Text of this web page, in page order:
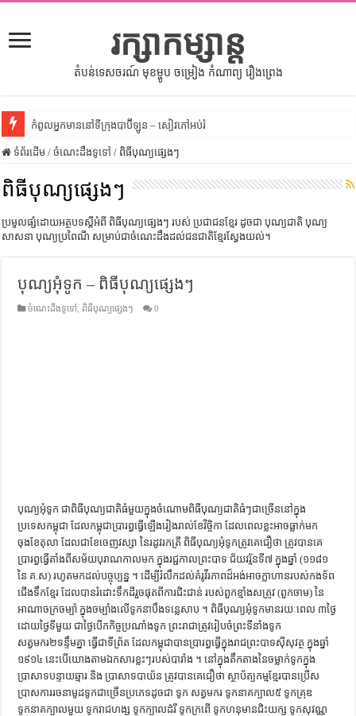
រក្សាកម្សាន្ត
តំបន់ទេសចរណ៍ មុខម្ហូប ចម្រៀង កំណាព្យ រឿងព្រេង
កំពូលអ្នកមាននៅទីក្រុងបាប៊ីឡូន – សៀវភៅអប់រំ
សីលធម៌នៅក្នុងសង្គមខ្មែរ – សៀវភៅចំណេះដឹងទូទៅ
សិល្បះចរចា – សៀវភៅពាណិជ្ជកម្ម
ដើមកំណើតអង្គរ – សៀវភៅចំណេះដឹងទូទៅ
ទំនាក់ទំនងកម្ពុជានិងចិន – សៀវភៅចំណេះដឹងទូទៅ
ព្រះបាទធម្មិក – សៀវភៅចំណេះដឹងទូទៅ
ទំព័រដើម / ចំណេះដឹងទូទៅ / ពិធីបុណ្យផ្សេងៗ
ពិធីបុណ្យផ្សេងៗ
ប្រមូលផ្សំដោយអត្ថបទស្តីអំពី ពិធីបុណ្យផ្សេងៗ របស់ ប្រជាជនខ្មែរ ដូចជា បុណ្យជាតិ បុណ្យ
សាសនា បុណ្យប្រពៃណី សម្រាប់ជាចំណេះដឹងដល់ជនជាតិខ្មែរស្វែងយល់។
បុណ្យអុំទូក – ពិធីបុណ្យផ្សេងៗ
ចំណេះដឹងទូទៅ ពិធីបុណ្យផ្សេងៗ 0
បុណ្យអុំទូក ជាពិធីបុណ្យជាតិធំមួយក្នុងចំណោមពិធីបុណ្យជាតិធំៗជាច្រើននៅក្នុង
ប្រទេសកម្ពុជា ដែលកម្ពុជាប្រារព្ធធ្វើឡើងរៀងរាល់ខែវិច្ចិកា ដែលពេលខ្លះអាចធ្លាក់មក
ចុងខែតុលា ដែលជាខែចេញវស្សា នៃរដូវរកត្រី ពិធីបុណ្យអុំទូកត្រូវគេជឿថា ត្រូវ​បាន​គេ​
ប្រារព្ធ​ធ្វើ​តាំង​ពី​សម័យ​បុរាណកាលមក​ ក្នុង​រជ្ជកាល​ព្រះ​បាទ​ ជ័យវរ្ម័នទី៧ ក្នុងឆ្នាំ (១១៨១
នៃ គ.ស) រហូតមកដល់បច្ចុប្បន្ន ។ ដើម្បីរំលឹកដល់​គំរូ​វីរភាព​ដ៏​អង់អាច​ក្លាហាន​របស់​កង​ទ័ព​​
ជើង​ទឹក​ខ្មែរ ដែល​បាន​រំដោះ​ទឹកដី​រួច​ផុត​ពី​ការ​ជិះ​ជាន់​ របស់​ពួក​ខ្មាំង​សត្រូវ​ (​ពួក​ចាម) នៃ
អាណាចក្រចម្ប៉ា ក្នុងចម្បាំងលើទូកនាបឹងទន្លេសាប ។ ពិធីបុណ្យអុំទូកមានរយៈពេល ៣ថ្ងៃ
ដោយថ្ងៃទីមួយ ជាថ្ងៃបើកកិច្ចប្រណាំងទូក ព្រះរាជាត្រូវរៀបចំព្រះទីនាំងទូក
សត្វមករ២ទន្ទឹមគ្នា ធ្វើជាទីព្រ័ត ដែលកម្ពុជាបានប្រារព្ធធ្វើក្នុងរាជព្រះបាទសុីសុវត្ថ ក្នុងឆ្នាំ
១៩១៤ នេះបើយោងតាមឯកសារខ្លះៗរបស់បារាំង ។ នៅក្នុងតឹកតាងនៃចម្លាក់ទូកក្នុង
ប្រាសាទបន្ទាយឆ្មារ និង ប្រាសាទបាយ័ន ត្រូវបានគេជឿថា ស្ថាប័ត្យកម្មខ្មែរបានប្រើស
ប្រាសការរចនាមូដទូកជាច្រើនប្រភេទដូចជា ទូក សត្វមករ ទូកនាគក្បាល៥ ទូកគ្រុឌ
ទូកនាគក្បាលមួយ ទូករាជហង្ស ទូកក្បាលដំរី ទូកក្រពើ ទូកហនុមានជិះយក្ស ទូកសុវណ្ណ